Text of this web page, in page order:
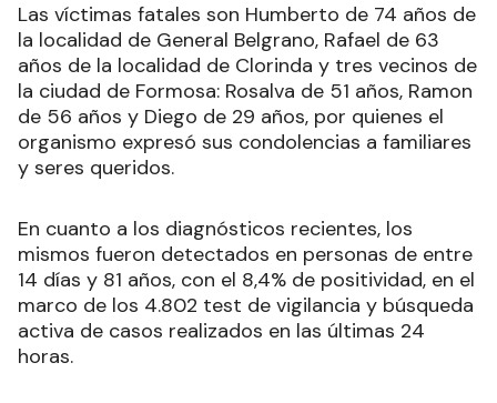
Las víctimas fatales son Humberto de 74 años de
la localidad de General Belgrano, Rafael de 63
años de la localidad de Clorinda y tres vecinos de
la ciudad de Formosa: Rosalva de 51 años, Ramon
de 56 años y Diego de 29 años, por quienes el
organismo expresó sus condolencias a familiares
y seres queridos.
En cuanto a los diagnósticos recientes, los
mismos fueron detectados en personas de entre
14 días y 81 años, con el 8,4% de positividad, en el
marco de los 4.802 test de vigilancia y búsqueda
activa de casos realizados en las últimas 24
horas.